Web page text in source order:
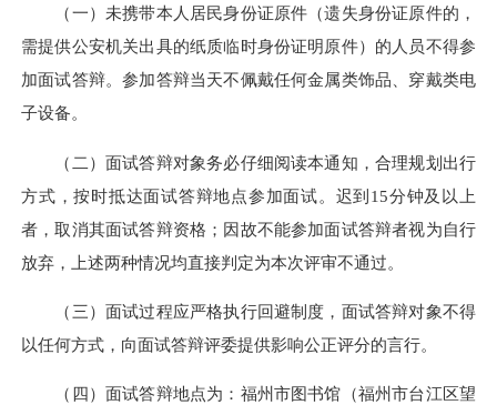
（一）未携带本人居民身份证原件（遗失身份证原件的，
需提供公安机关出具的纸质临时身份证明原件）的人员不得参
加面试答辩。参加答辩当天不佩戴任何金属类饰品、穿戴类电
子设备。
（二）面试答辩对象务必仔细阅读本通知，合理规划出行
方式，按时抵达面试答辩地点参加面试。迟到15分钟及以上
者，取消其面试答辩资格；因故不能参加面试答辩者视为自行
放弃，上述两种情况均直接判定为本次评审不通过。
（三）面试过程应严格执行回避制度，面试答辩对象不得
以任何方式，向面试答辩评委提供影响公正评分的言行。
（四）面试答辩地点为：福州市图书馆（福州市台江区望